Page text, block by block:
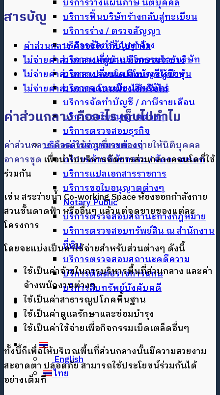
บริการฟื้นบริษัทร้างกลับสู่ทะเบียน
บริการร่าง / ตรวจสัญญา
บริการจัดทำสัญญาจ้าง
บริการเปลี่ยนแปลงกรรมการบริษัท
บริการเปลี่ยนแปลงบัญชีผู้ถือหุ้น
บริการจดทะเบียนสิทธิบัตร
บริการจัดทำบัญชี / ภาษีรายเดือน
บริการขอใบอนุญาตต่างๆ
บริการตรวจสอบธุรกิจ
บริการด้านกฎหมายต่างๆ
บริการด้านพินัยกรรม / จัดการมรดก
บริการแปลเอกสารราชการ
บริการขอใบอนุญาตต่างๆ
Notary Public
บริการตรวจสอบสถานะทางกฎหมาย
บริการตรวจสอบทรัพย์สิน ณ สำนักงาน
ที่ดิน
บริการตรวจสอบสถานะคดีความ
บริการติดต่อราชการแทน
บริการสืบทรัพย์บังคับคดี
บทความ
ติดต่อเรา
ไทย
English
ไทย
สารบัญ
ค่าส่วนกลาง คืออะไร เก็บไปทำไม
ไม่จ่ายค่าส่วนกลางหมู่บ้าน มีโทษอะไรบ้าง
ไม่จ่ายค่าส่วนกลางคอนโด มีโทษอะไรบ้าง
ไม่จ่ายค่าส่วนกลาง โดนฟ้องได้หรือไม่
ค่าส่วนกลาง คืออะไร เก็บไปทำไม
ค่าส่วนกลาง คือค่าใช้จ่ายที่เราต้องจ่ายให้นิติบุคคล
อาคารชุด เพื่อนำไปบริหารจัดการส่วนกลางคอนโดที่ใช้
ร่วมกัน
เช่น สระว่ายน้ำ Co-working Space ห้องออกกำลังกาย
สวนชั้นดาดฟ้า หรืออื่นๆ แล้วแต่จุดขายของแต่ละ
โครงการ
โดยจะแบ่งเป็นค่าใช้จ่ายสำหรับส่วนต่างๆ ดังนี้
ใช้เป็นค่าจ้างในการบริหารพื้นที่ส่วนกลาง และค่า
จ้างพนักงานต่างๆ
ใช้เป็นค่าสาธารณูปโภคพื้นฐาน
ใช้เป็นค่าดูแลรักษาและซ่อมบำรุง
ใช้เป็นค่าใช้จ่ายเพื่อกิจกรรมเบ็ดเตล็ดอื่นๆ
ทั้งนี้ก็เพื่อให้บริเวณพื้นที่ส่วนกลางนั้นมีความสวยงาม
สะอาดตา ปลอดภัย สามารถใช้ประโยชน์ร่วมกันได้
อย่างเต็มที่